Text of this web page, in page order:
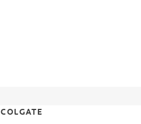
COLGATE